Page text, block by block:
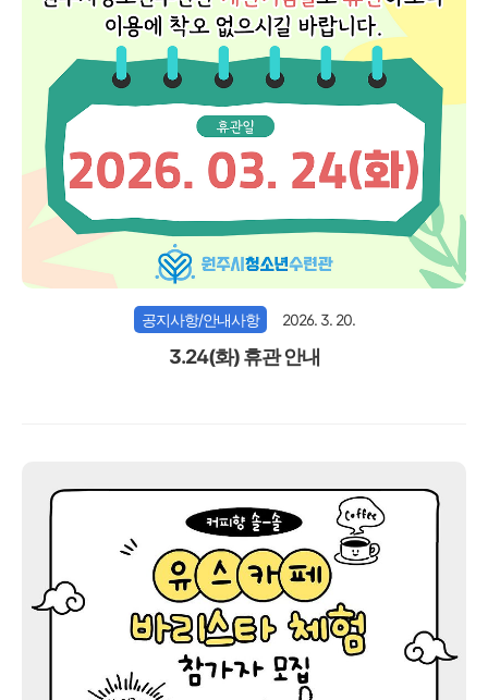
공지사항/안내사항 2026. 3. 20.
3.24(화) 휴관 안내